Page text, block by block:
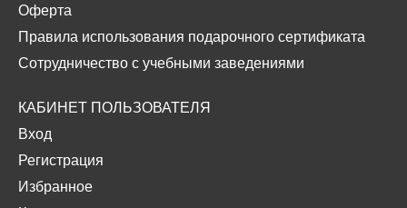
Оферта
Правила использования подарочного сертификата
Сотрудничество с учебными заведениями
КАБИНЕТ ПОЛЬЗОВАТЕЛЯ
Вход
Регистрация
Избранное